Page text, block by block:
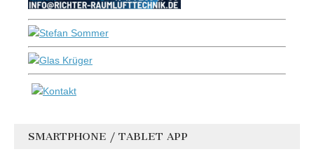
SMARTPHONE / TABLET APP